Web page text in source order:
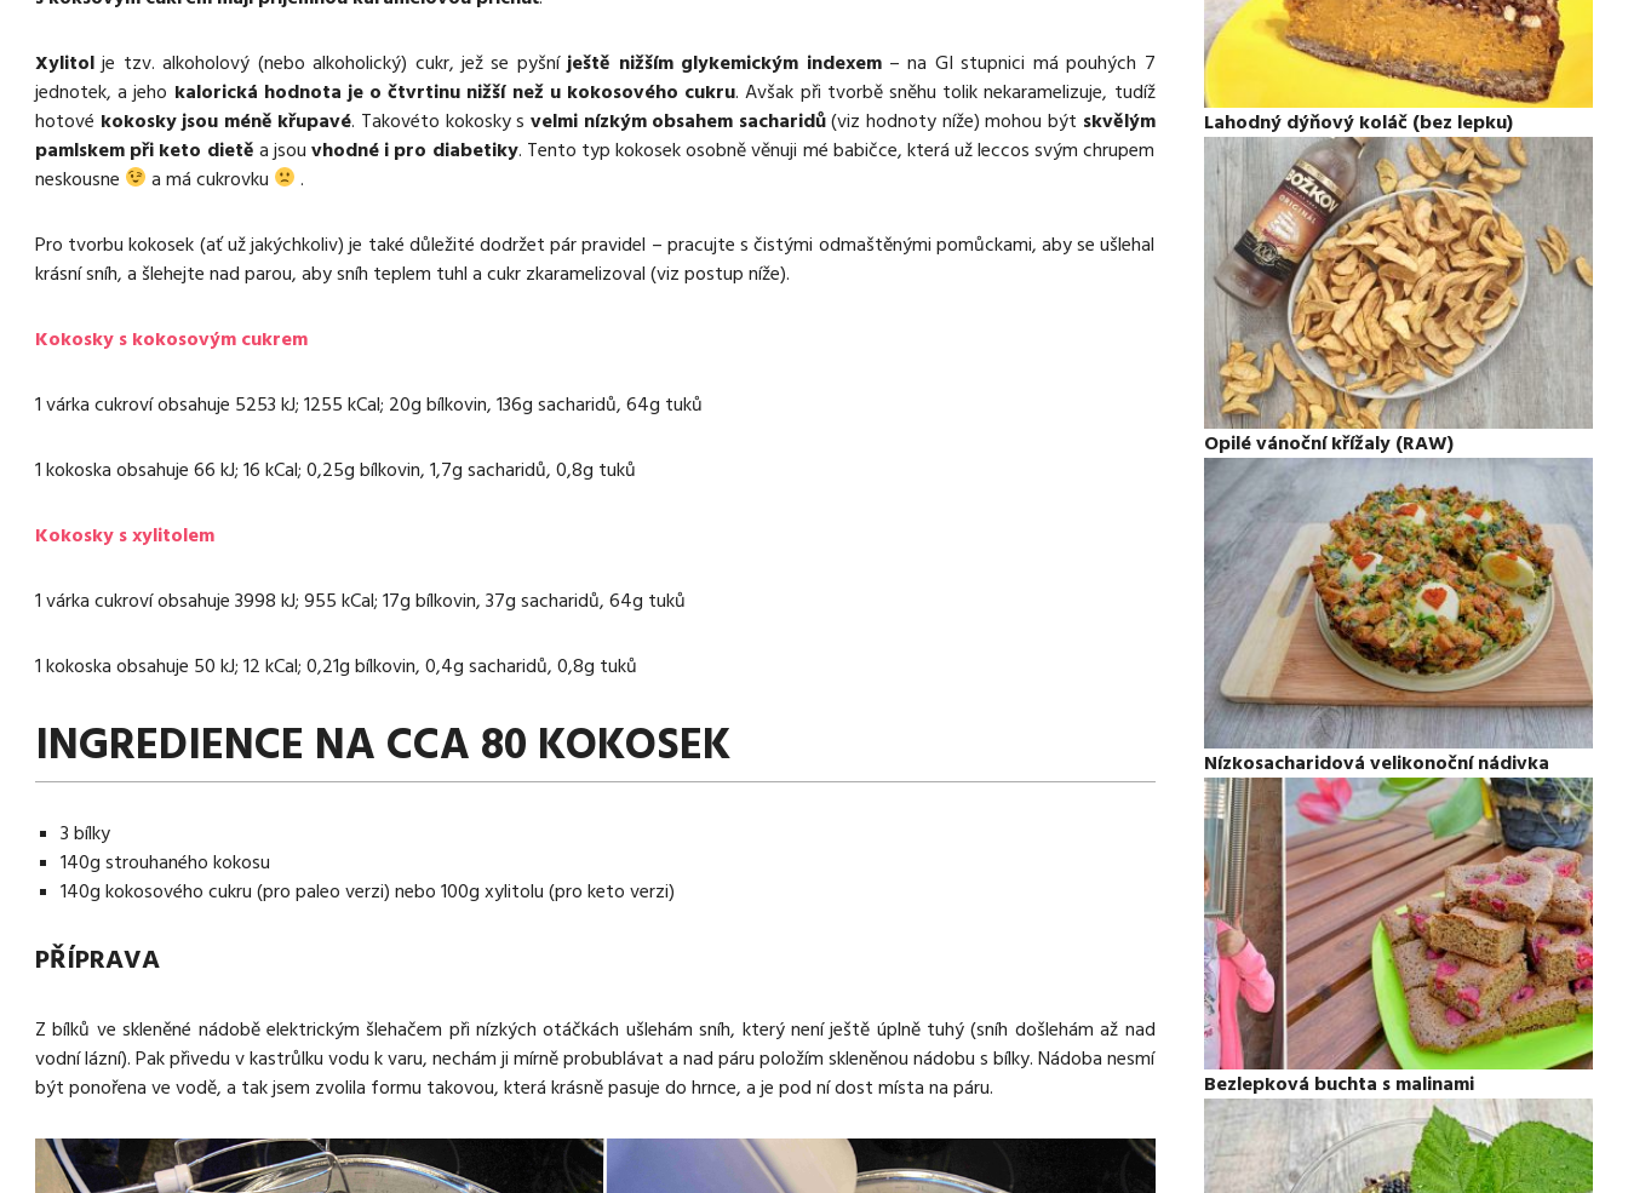
Xylitol je tzv. alkoholový (nebo alkoholický) cukr, jež se pyšní ještě nižším glykemickým indexem– na GI stupnici má pouhých 7
jednotek, a jeho kalorická hodnota je o čtvrtinu nižší než u kokosového cukru. Avšak při tvorbě sněhu tolik nekaramelizuje, tudíž
hotové kokosky jsou méně křupavé. Takovéto kokosky s velmi nízkým obsahem sacharidů(viz hodnoty níže) mohou být skvělým
pamlskem při keto dietě a jsou vhodné i pro diabetiky. Tento typ kokosek osobně věnuji mé babičce, která už leccos svým chrupem
neskousne
a má cukrovku .
Pro tvorbu kokosek (ať už jakýchkoliv) je také důležité dodržet pár pravidel – pracujte s čistými odmaštěnými pomůckami, aby se ušlehal
krásní sníh, a šlehejte nad parou, aby sníh teplem tuhl a cukr zkaramelizoval (viz postup níže).
Kokosky s kokosovým cukrem
1 várka cukroví obsahuje 5253 kJ; 1255 kCal; 20g bílkovin, 136g sacharidů, 64g tuků
1 kokoska obsahuje 66 kJ; 16 kCal; 0,25g bílkovin, 1,7g sacharidů, 0,8g tuků
Kokosky s xylitolem
1 várka cukroví obsahuje 3998 kJ; 955 kCal; 17g bílkovin, 37g sacharidů, 64g tuků
1 kokoska obsahuje 50 kJ; 12 kCal; 0,21g bílkovin, 0,4g sacharidů, 0,8g tuků
INGREDIENCE NA CCA 80 KOKOSEK
3 bílky
140g strouhaného kokosu
140g kokosového cukru (pro paleo verzi) nebo 100g xylitolu (pro keto verzi)
PŘÍPRAVA
Z bílků ve skleněné nádobě elektrickým šlehačem při nízkých otáčkách ušlehám sníh, který není ještě úplně tuhý (sníh došlehám až nad
vodní lázní). Pak přivedu v kastrůlku vodu k varu, nechám ji mírně probublávat a nad páru položím skleněnou nádobu s bílky. Nádoba nesmí
být ponořena ve vodě, a tak jsem zvolila formu takovou, která krásně pasuje do hrnce, a je pod ní dost místa na páru.
Lahodný dýňový koláč (bez lepku)
Opilé vánoční křížaly (RAW)
Nízkosacharidová velikonoční nádivka
Bezlepková buchta s malinami